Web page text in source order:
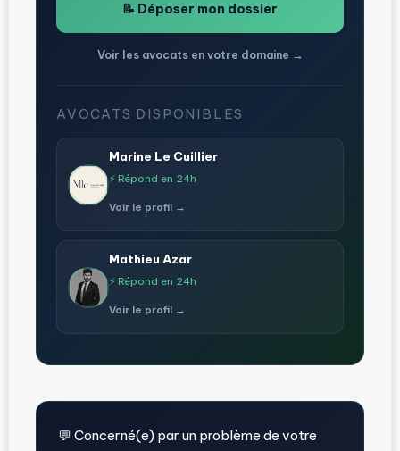
📝 Déposer mon dossier
Voir les avocats en votre domaine →
AVOCATS DISPONIBLES
Marine Le Cuillier
⚡ Répond en 24h
Voir le profil →
Mathieu Azar
⚡ Répond en 24h
Voir le profil →
💬 Concerné(e) par un problème de votre